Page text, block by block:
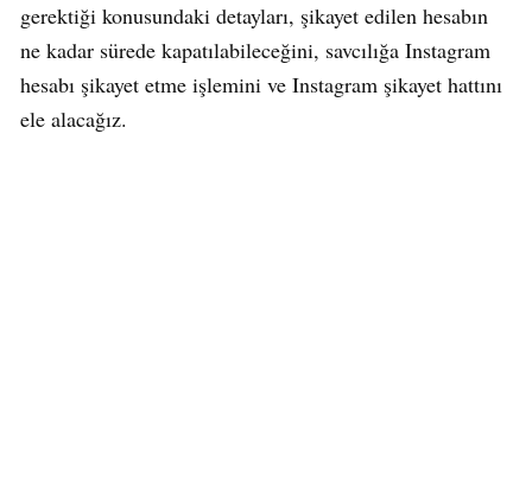
gerektiği konusundaki detayları, şikayet edilen hesabın
ne kadar sürede kapatılabileceğini, savcılığa Instagram
hesabı şikayet etme işlemini ve Instagram şikayet hattını
ele alacağız.